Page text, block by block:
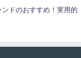
ドのおすすめ！実用的